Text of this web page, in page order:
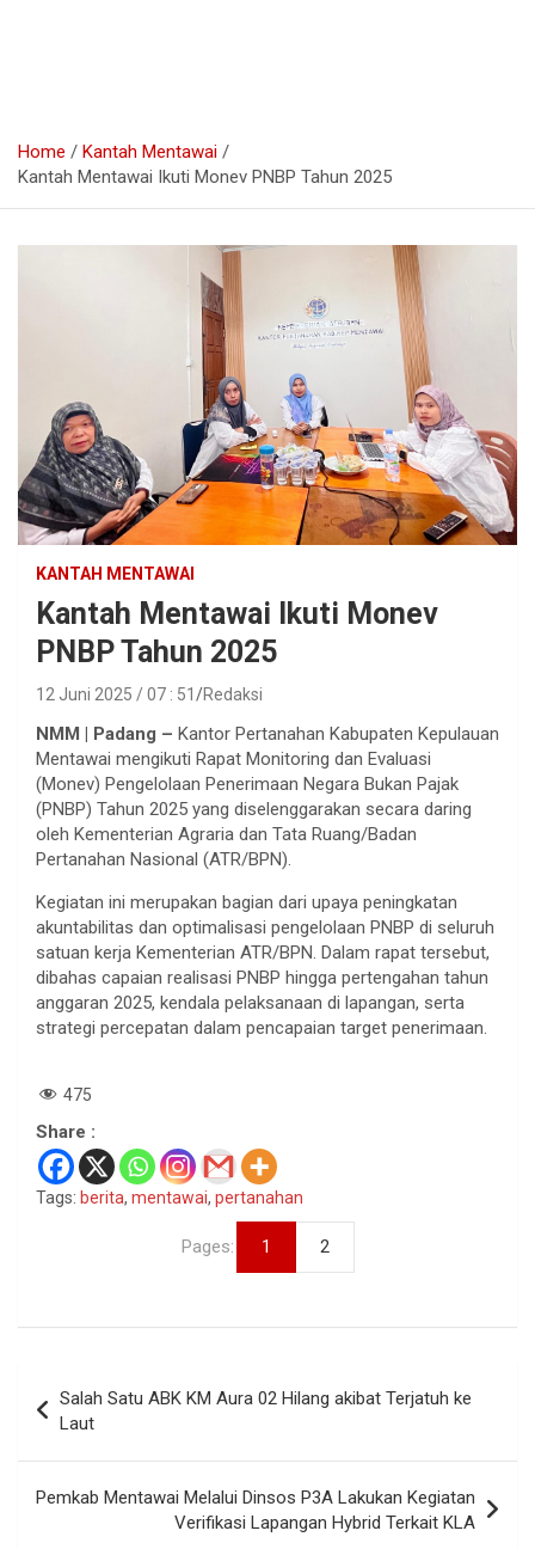
Home
Kantah Mentawai
Kantah Mentawai Ikuti Monev PNBP Tahun 2025
KANTAH MENTAWAI
Kantah Mentawai Ikuti Monev
PNBP Tahun 2025
12 Juni 2025 / 07 : 51 Redaksi
NMM | Padang – Kantor Pertanahan Kabupaten Kepulauan
Mentawai mengikuti Rapat Monitoring dan Evaluasi
(Monev) Pengelolaan Penerimaan Negara Bukan Pajak
(PNBP) Tahun 2025 yang diselenggarakan secara daring
oleh Kementerian Agraria dan Tata Ruang/Badan
Pertanahan Nasional (ATR/BPN).
Kegiatan ini merupakan bagian dari upaya peningkatan
akuntabilitas dan optimalisasi pengelolaan PNBP di seluruh
satuan kerja Kementerian ATR/BPN. Dalam rapat tersebut,
dibahas capaian realisasi PNBP hingga pertengahan tahun
anggaran 2025, kendala pelaksanaan di lapangan, serta
strategi percepatan dalam pencapaian target penerimaan.
475
Share :
Tags: berita, mentawai, pertanahan
Pages: 1 2
pos
Salah Satu ABK KM Aura 02 Hilang akibat Terjatuh ke
Laut
Pemkab Mentawai Melalui Dinsos P3A Lakukan Kegiatan
Verifikasi Lapangan Hybrid Terkait KLA